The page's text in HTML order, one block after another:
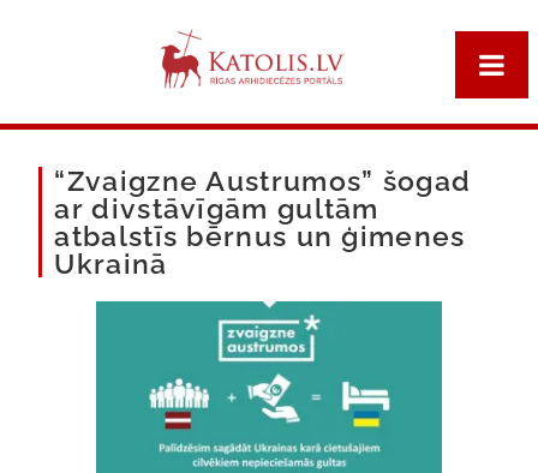
“Zvaigzne Austrumos” šogad
ar divstāvīgām gultām
atbalstīs bērnus un ģimenes
Ukrainā